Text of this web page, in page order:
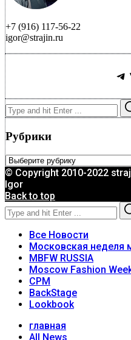
+7 (916) 117-56-22
igor@strajin.ru
Search
for:
Рубрики
Рубрики
© Copyright 2010-2022
Igor
Back to top
Search
for:
Все Новости
Московская неделя
MBFW RUSSIA
Moscow Fashion
CPM
BackStage
Lookbook
главная
All News